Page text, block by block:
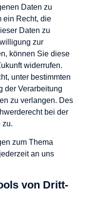
Daten zu
ein Recht, die
Daten zu
zur
können Sie diese
widerrufen.
unter bestimmten
der Verarbeitung
zu verlangen. Des
bei der
zu.
zum Thema
an uns
von Dritt­